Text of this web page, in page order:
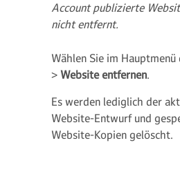
Account publizierte
nicht entfernt.
Wählen Sie im Hauptmenü
> Website entfernen.
Es werden lediglich der
Website-Entwurf und
Website-Kopien gelöscht.